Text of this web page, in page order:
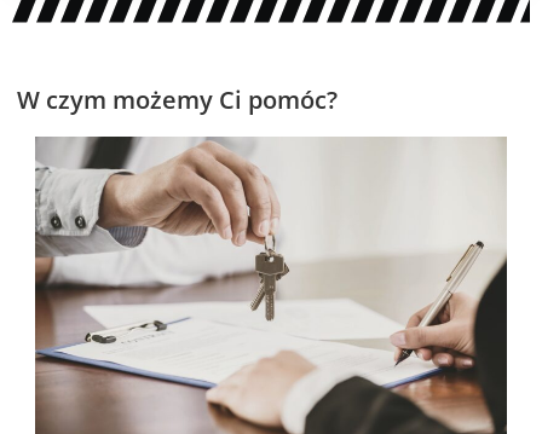
W czym możemy Ci pomóc?